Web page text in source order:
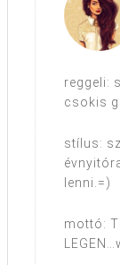
reggeli:
csokis
stílus:
lenni.=)
mottó: